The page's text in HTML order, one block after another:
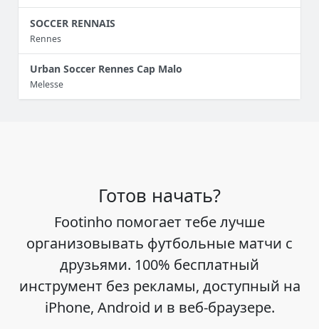
SOCCER RENNAIS
Rennes
Urban Soccer Rennes Cap Malo
Melesse
Готов начать?
Footinho помогает тебе лучше
организовывать футбольные матчи с
друзьями. 100% бесплатный
инструмент без рекламы, доступный на
iPhone, Android и в веб-браузере.